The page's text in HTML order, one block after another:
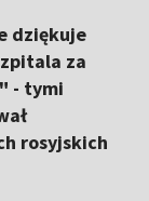
dziękuje
za
- tymi
rosyjskich